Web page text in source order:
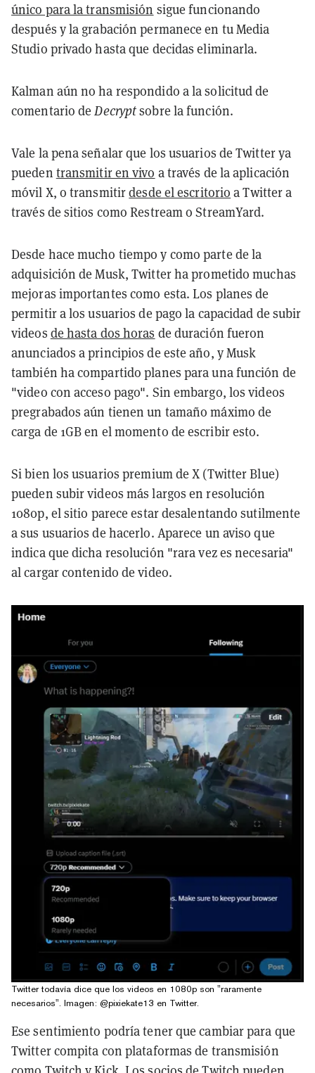
único para la transmisión sigue funcionando
después y la grabación permanece en tu Media
Studio privado hasta que decidas eliminarla.
Kalman aún no ha respondido a la solicitud de
comentario deDecryptsobre la función.
Vale la pena señalar que los usuarios de Twitter ya
pueden transmitir en vivo a través de la aplicación
móvil X, o transmitirdesde el escritorio a Twitter a
través de sitios como Restream o StreamYard.
Desde hace mucho tiempo y como parte de la
adquisición de Musk, Twitter ha prometido muchas
mejoras importantes como esta. Los planes de
permitir a los usuarios de pago la capacidad de subir
videos de hasta dos horas de duración fueron
anunciados a principios de este año, y Musk
también ha compartido planes para una función de
"video con acceso pago". Sin embargo, los videos
pregrabados aún tienen un tamaño máximo de
carga de 1GB en el momento de escribir esto.
Si bien los usuarios premium de X (Twitter Blue)
pueden subir videos más largos en resolución
1080p, el sitio parece estar desalentando sutilmente
a sus usuarios de hacerlo. Aparece un aviso que
indica que dicha resolución "rara vez es necesaria"
al cargar contenido de video.
Twitter todavía dice que los videos en 1080p son "raramente
necesarios". Imagen: @pixiekate13 en Twitter.
Ese sentimiento podría tener que cambiar para que
Twitter compita con plataformas de transmisión